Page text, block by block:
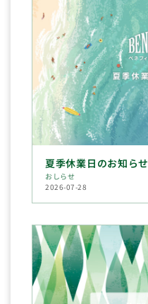
夏季休業日のお知らせ
おしらせ
2026-07-28